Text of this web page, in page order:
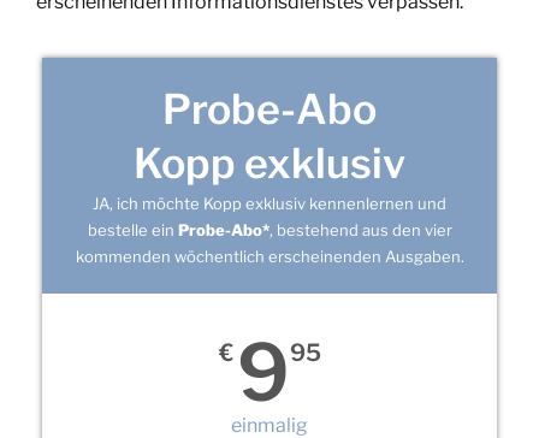
Probe-Abo
Kopp exklusiv
JA, ich möchte Kopp exklusiv kennenlernen und
bestelle ein Probe-Abo*, bestehend aus den vier
kommenden wöchentlich erscheinenden Ausgaben.
€ 995
einmalig